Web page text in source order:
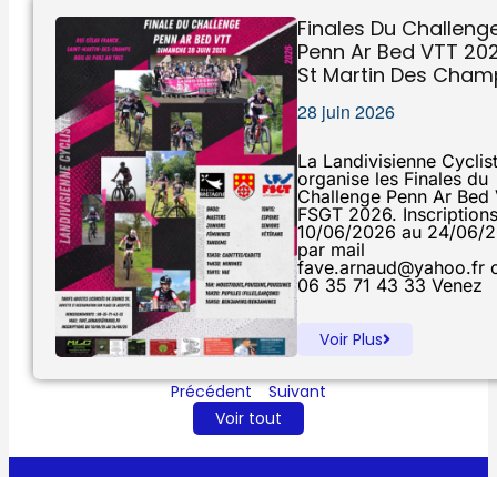
Finales Du
Penn Ar Bed VTT
St Martin Des
28 juin 2026
La Landivisienne
organise les Finales du
Challenge Penn Ar Bed
FSGT 2026.
10/06/2026 au 24/06/
par mail
fave.arnaud@yahoo.fr
06 35 71 43 33 Venez
Voir Plus
Précédent
Suivant
Voir tout